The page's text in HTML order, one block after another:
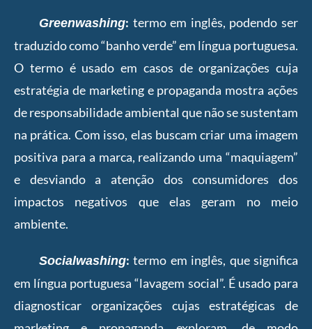
Greenwashing: termo em inglês, podendo ser
traduzido como “banho verde” em língua portuguesa.
O termo é usado em casos de organizações cuja
estratégia de marketing e propaganda mostra ações
de responsabilidade ambiental que não se sustentam
na prática. Com isso, elas buscam criar uma imagem
positiva para a marca, realizando uma “maquiagem”
e desviando a atenção dos consumidores dos
impactos negativos que elas geram no meio
ambiente.
Socialwashing: termo em inglês, que significa
em língua portuguesa “lavagem social”. É usado para
diagnosticar organizações cujas estratégicas de